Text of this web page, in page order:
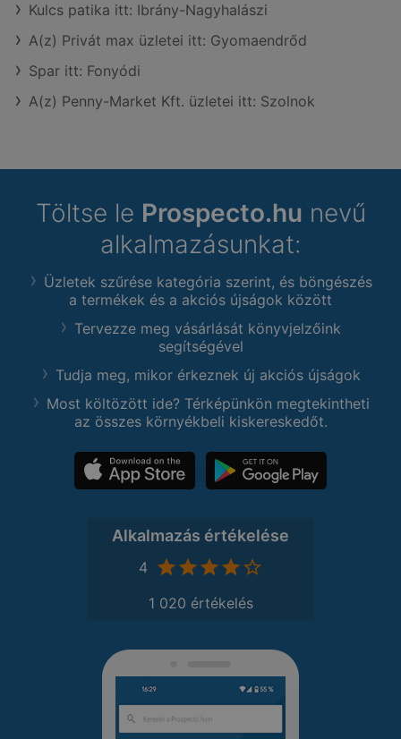
Kulcs patika itt: Ibrány-Nagyhalászi
A(z) Privát max üzletei itt: Gyomaendrőd
Spar itt: Fonyódi
A(z) Penny-Market Kft. üzletei itt: Szolnok
Töltse le Prospecto.hu nevű
alkalmazásunkat:
Üzletek szűrése kategória szerint, és böngészés
a termékek és a akciós újságok között
Tervezze meg vásárlását könyvjelzőink
segítségével
Tudja meg, mikor érkeznek új akciós újságok
Most költözött ide? Térképünkön megtekintheti
az összes környékbeli kiskereskedőt.
Alkalmazás értékelése
4
1 020 értékelés